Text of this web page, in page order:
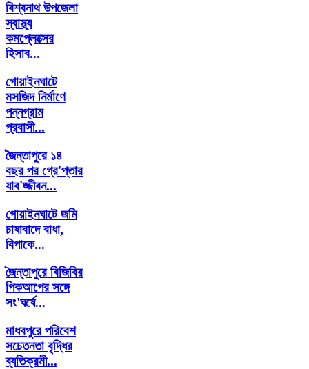
বিশ্বনাথ উপজেলা
স্বাস্থ্য
কমপ্লেক্সের
হিসাব...
গোয়াইনঘাটে
মসজিদ নির্মাণে
পন্নগ্রাম
প্রবাসী...
জৈন্তাপুরে ১৪
বছর পর গ্রে'প্তার
যাব'জ্জীবন...
গোয়াইনঘাটে জমি
চাষাবাদে বাধা,
বিপাকে...
জৈন্তাপুরে বিজিবির
পিকআপের সঙ্গে
সং'ঘর্ষে...
মাধবপুরে পরিবেশ
সচেতনতা বৃদ্ধির
ব্যতিক্রমী...